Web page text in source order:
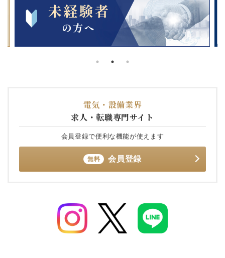
電気・設備業界
求人・転職専門サイト
会員登録で便利な機能が使えます
無料 会員登録